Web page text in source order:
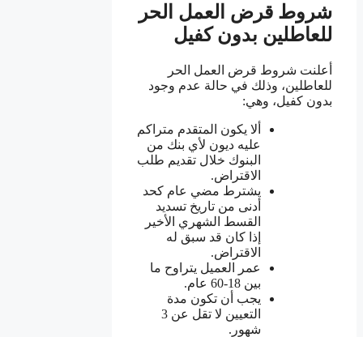
شروط قرض العمل الحر
للعاطلين بدون كفيل
أعلنت شروط قرض العمل الحر
للعاطلين، وذلك في حالة عدم وجود
بدون كفيل، وهي:
ألا يكون المتقدم متراكم
عليه ديون لأي بنك من
البنوك خلال تقديم طلب
الاقتراض.
يشترط مضي عام كحد
أدنى من تاريخ تسديد
القسط الشهري الأخير
إذا كان قد سبق له
الاقتراض.
عمر العميل يتراوح ما
بين 18-60 عام.
يجب أن تكون مدة
التعيين لا تقل عن 3
شهور.